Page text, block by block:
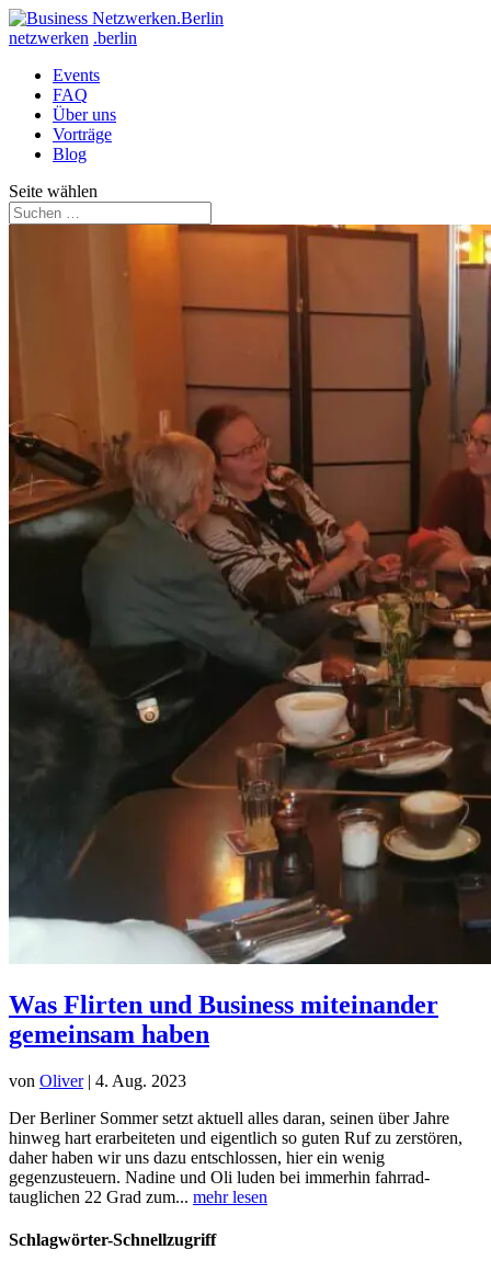
netzwerken .berlin
Events
FAQ
Über uns
Vorträge
Blog
Seite wählen
Was Flirten und Business miteinander
gemeinsam haben
von Oliver| 4. Aug. 2023
Der Berliner Sommer setzt aktuell alles daran, seinen über Jahre
hinweg hart erarbeiteten und eigentlich so guten Ruf zu zerstören,
daher haben wir uns dazu entschlossen, hier ein wenig
gegenzusteuern. Nadine und Oli luden bei immerhin fahrrad-
tauglichen 22 Grad zum... mehr lesen
Schlagwörter-Schnellzugriff